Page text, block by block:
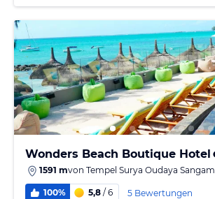
Wonders Beach Boutique Hotel
1591 mvon Tempel Surya Oudaya Sangam
100% 5,8 / 6 5 Bewertungen